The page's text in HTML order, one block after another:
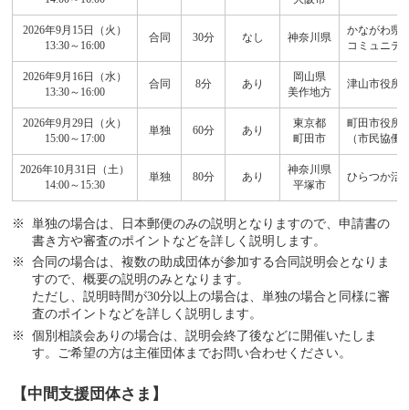
2026年9月15日（火）
13:30～16:00
合同 30分 なし 神奈川県
かながわ県
コミュニテ
2026年9月16日（水）
13:30～16:00
合同 8分 あり
岡山県
美作地方
津山市役所
2026年9月29日（火）
15:00～17:00
単独 60分 あり
東京都
町田市
町田市役所
（市民協働
2026年10月31日（土）
14:00～15:30
単独 80分 あり
神奈川県
平塚市
ひらつか活
単独の場合は、日本郵便のみの説明となりますので、申請書の
書き方や審査のポイントなどを詳しく説明します。
合同の場合は、複数の助成団体が参加する合同説明会となりま
すので、概要の説明のみとなります。
ただし、説明時間が30分以上の場合は、単独の場合と同様に審
査のポイントなどを詳しく説明します。
個別相談会ありの場合は、説明会終了後などに開催いたしま
す。ご希望の方は主催団体までお問い合わせください。
【中間支援団体さま】